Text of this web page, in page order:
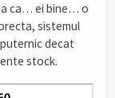
ca… ei bine… o
sistemul
decat
stock.